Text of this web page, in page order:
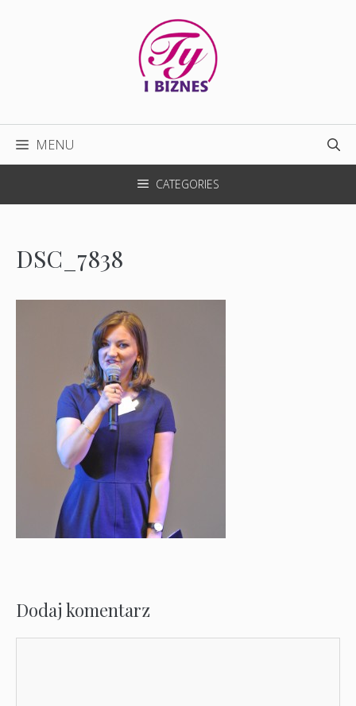
MENU
CATEGORIES
DSC_7838
Dodaj komentarz